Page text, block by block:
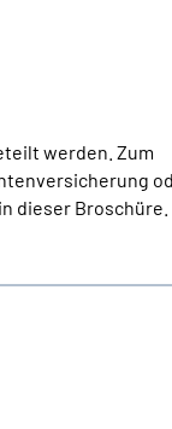
werden. Zum
dieser Broschüre.